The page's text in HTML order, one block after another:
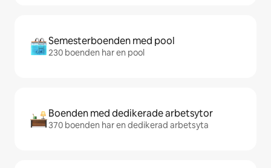
Semesterboenden med pool
230 boenden har en pool
Boenden med dedikerade arbetsytor
370 boenden har en dedikerad arbetsyta